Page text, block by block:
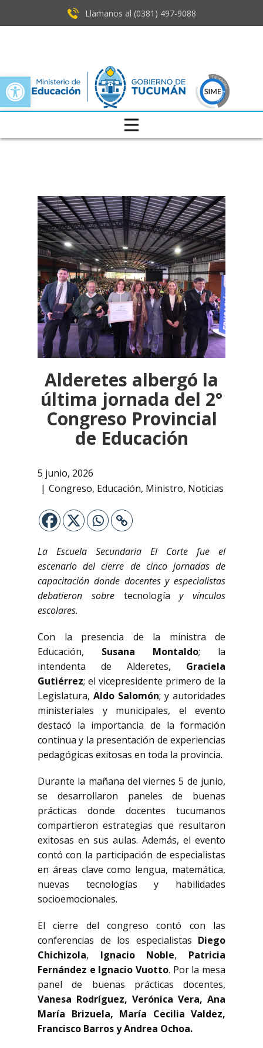
Open toolbar
Llamanos al (0381) ​497-9088
Alderetes albergó la
última jornada del 2°
Congreso Provincial
de Educación
5 junio, 2026
Congreso, Educación, Ministro, Noticias
La Escuela Secundaria El Corte fue el
escenario del cierre de cinco jornadas de
capacitación donde docentes y especialistas
debatieron sobre tecnología y vínculos
escolares.
Con la presencia de la ministra de
Educación, Susana Montaldo; la
intendenta de Alderetes, Graciela
Gutiérrez; el vicepresidente primero de la
Legislatura, Aldo Salomón; y autoridades
ministeriales y municipales, el evento
destacó la importancia de la formación
continua y la presentación de experiencias
pedagógicas exitosas en toda la provincia.
Durante la mañana del viernes 5 de junio,
se desarrollaron paneles de buenas
prácticas donde docentes tucumanos
compartieron estrategias que resultaron
exitosas en sus aulas. Además, el evento
contó con la participación de especialistas
en áreas clave como lengua, matemática,
nuevas tecnologías y habilidades
socioemocionales.
El cierre del congreso contó con las
conferencias de los especialistas Diego
Chichizola, Ignacio Noble, Patricia
Fernández e Ignacio Vuotto. Por la mesa
panel de buenas prácticas docentes,
Vanesa Rodríguez, Verónica Vera, Ana
María Brizuela, María Cecilia Valdez,
Francisco Barros y Andrea Ochoa.